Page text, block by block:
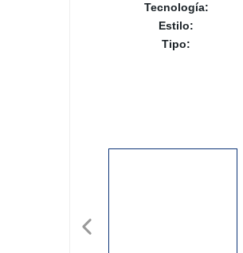
Tecnología:
Estilo:
Tipo: